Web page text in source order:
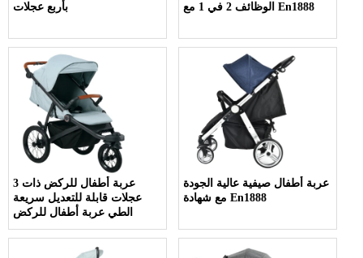
بأربع عجلات
الوظائف 2 في 1 مع En1888
عربة أطفال للركض ذات 3
عجلات قابلة للتعديل سريعة
الطي عربة أطفال للركض
عربة أطفال صيفية عالية الجودة
مع شهادة En1888